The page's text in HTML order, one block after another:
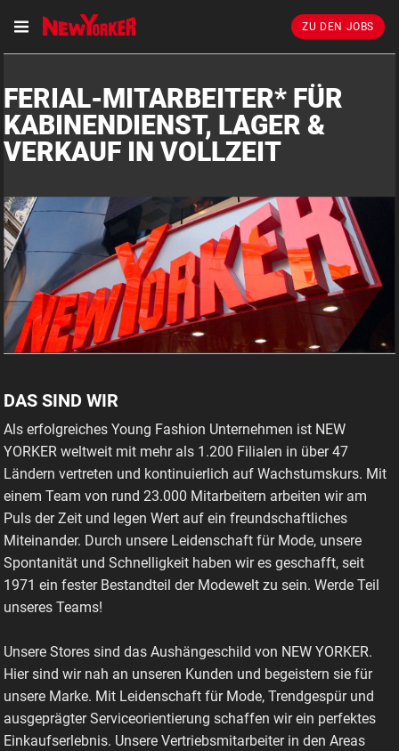
ZU DEN JOBS
FERIAL-MITARBEITER* FÜR
KABINENDIENST, LAGER &
VERKAUF IN VOLLZEIT
DAS SIND WIR
Als erfolgreiches Young Fashion Unternehmen ist NEW
YORKER weltweit mit mehr als 1.200 Filialen in über 47
Ländern vertreten und kontinuierlich auf Wachstumskurs. Mit
einem Team von rund 23.000 Mitarbeitern arbeiten wir am
Puls der Zeit und legen Wert auf ein freundschaftliches
Miteinander. Durch unsere Leidenschaft für Mode, unsere
Spontanität und Schnelligkeit haben wir es geschafft, seit
1971 ein fester Bestandteil der Modewelt zu sein. Werde Teil
unseres Teams!
Unsere Stores sind das Aushängeschild von NEW YORKER.
Hier sind wir nah an unseren Kunden und begeistern sie für
unsere Marke. Mit Leidenschaft für Mode, Trendgespür und
ausgeprägter Serviceorientierung schaffen wir ein perfektes
Einkaufserlebnis. Unsere Vertriebsmitarbeiter in den Areas